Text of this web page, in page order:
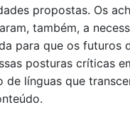
propostas. Os
também, a
para que os futuros
posturas críticas
de línguas que